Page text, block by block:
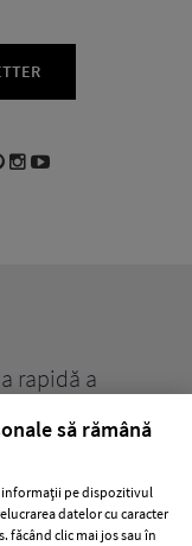
rapidă a
să rămână
informații pe dispozitivul
datelor cu caracter
făcând clic mai jos sau în